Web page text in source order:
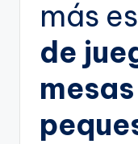
más
de